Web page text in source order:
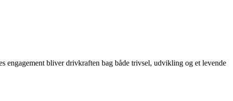
bliver drivkraften bag både trivsel, udvikling og et levende